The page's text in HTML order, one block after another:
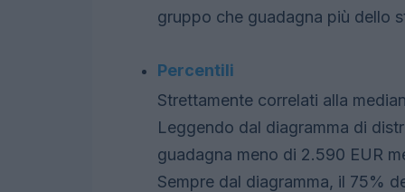
gruppo che guadagna più dello
Percentili
Strettamente correlati alla
Leggendo dal diagramma di
guadagna meno di 2.590 EUR
Sempre dal diagramma, il 75%